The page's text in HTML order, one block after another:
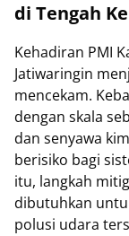
di Tengah
Kehadiran PMI
Jatiwaringin
mencekam.
dengan skala
dan senyawa
berisiko bagi
itu, langkah
dibutuhkan
polusi udara